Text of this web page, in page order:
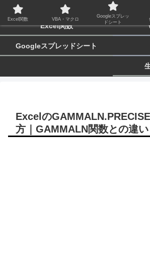
biz-tactics
Excel関数
Googleスプレッドシート
Excelの
方｜GAMMALN関数との違
Excel関数 VBA・マクロ
Googleスプレッ
ドシート